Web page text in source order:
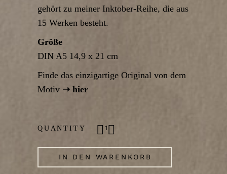
gehört zu meiner Inktober-Reihe, die aus
15 Werken besteht.
Größe
DIN A5 14,9 x 21 cm
Finde das einzigartige Original von dem
Motiv ➝ hier
QUANTITY
IN DEN WARENKORB